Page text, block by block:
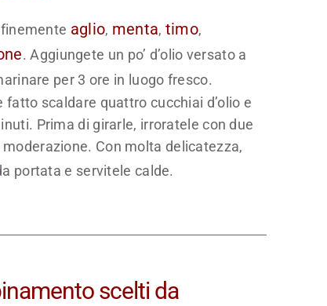
aglio, menta, timo,
. Aggiungete un po’ d’olio versato a
per 3 ore in luogo fresco.
scaldare quattro cucchiai d’olio e
Prima di girarle, irroratele con due
Con molta delicatezza,
portata e servitele calde.
scelti da